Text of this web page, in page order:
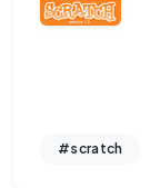
#scratch